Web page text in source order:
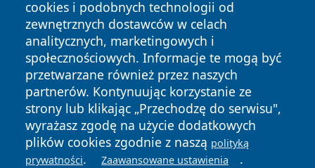
cookies i podobnych technologii od
zewnętrznych dostawców w celach
analitycznych, marketingowych i
społecznościowych. Informacje te mogą być
przetwarzane również przez naszych
partnerów. Kontynuując korzystanie ze
strony lub klikając „Przechodzę do serwisu",
wyrażasz zgodę na użycie dodatkowych
plików cookies zgodnie z naszą polityką
prywatności. Zaawansowane ustawienia .
Copyright © 2026 elblagonline.pl Wszystkie prawa
zastrzeżone.
News Autorzy
Polityka
Prywatności
Polityka
Cookies